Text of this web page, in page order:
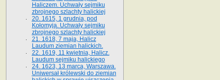
Haliczem. Uchwały sejmiku
zbrojnego szlachty halickiej
20. 1615, 1 grudnia, pod
Kołomyją. Uchwały sejmiku
zbrojnego szlachty halickiej
21. 1618, 7 maja, Halicz
Laudum ziemian halickich.
22. 1619, 11 kwietnia, Halicz.
Laudum sejmiku halickiego
24. 1623, 13 marca, Warszawa.
Uniwersał królewski do ziemian